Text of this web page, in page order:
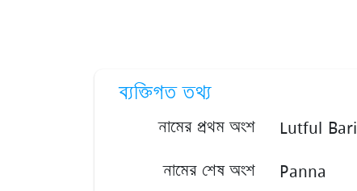
ব্যক্তিগত তথ্য
নামের প্রথম অংশ Lutful Bari
নামের শেষ অংশ Panna